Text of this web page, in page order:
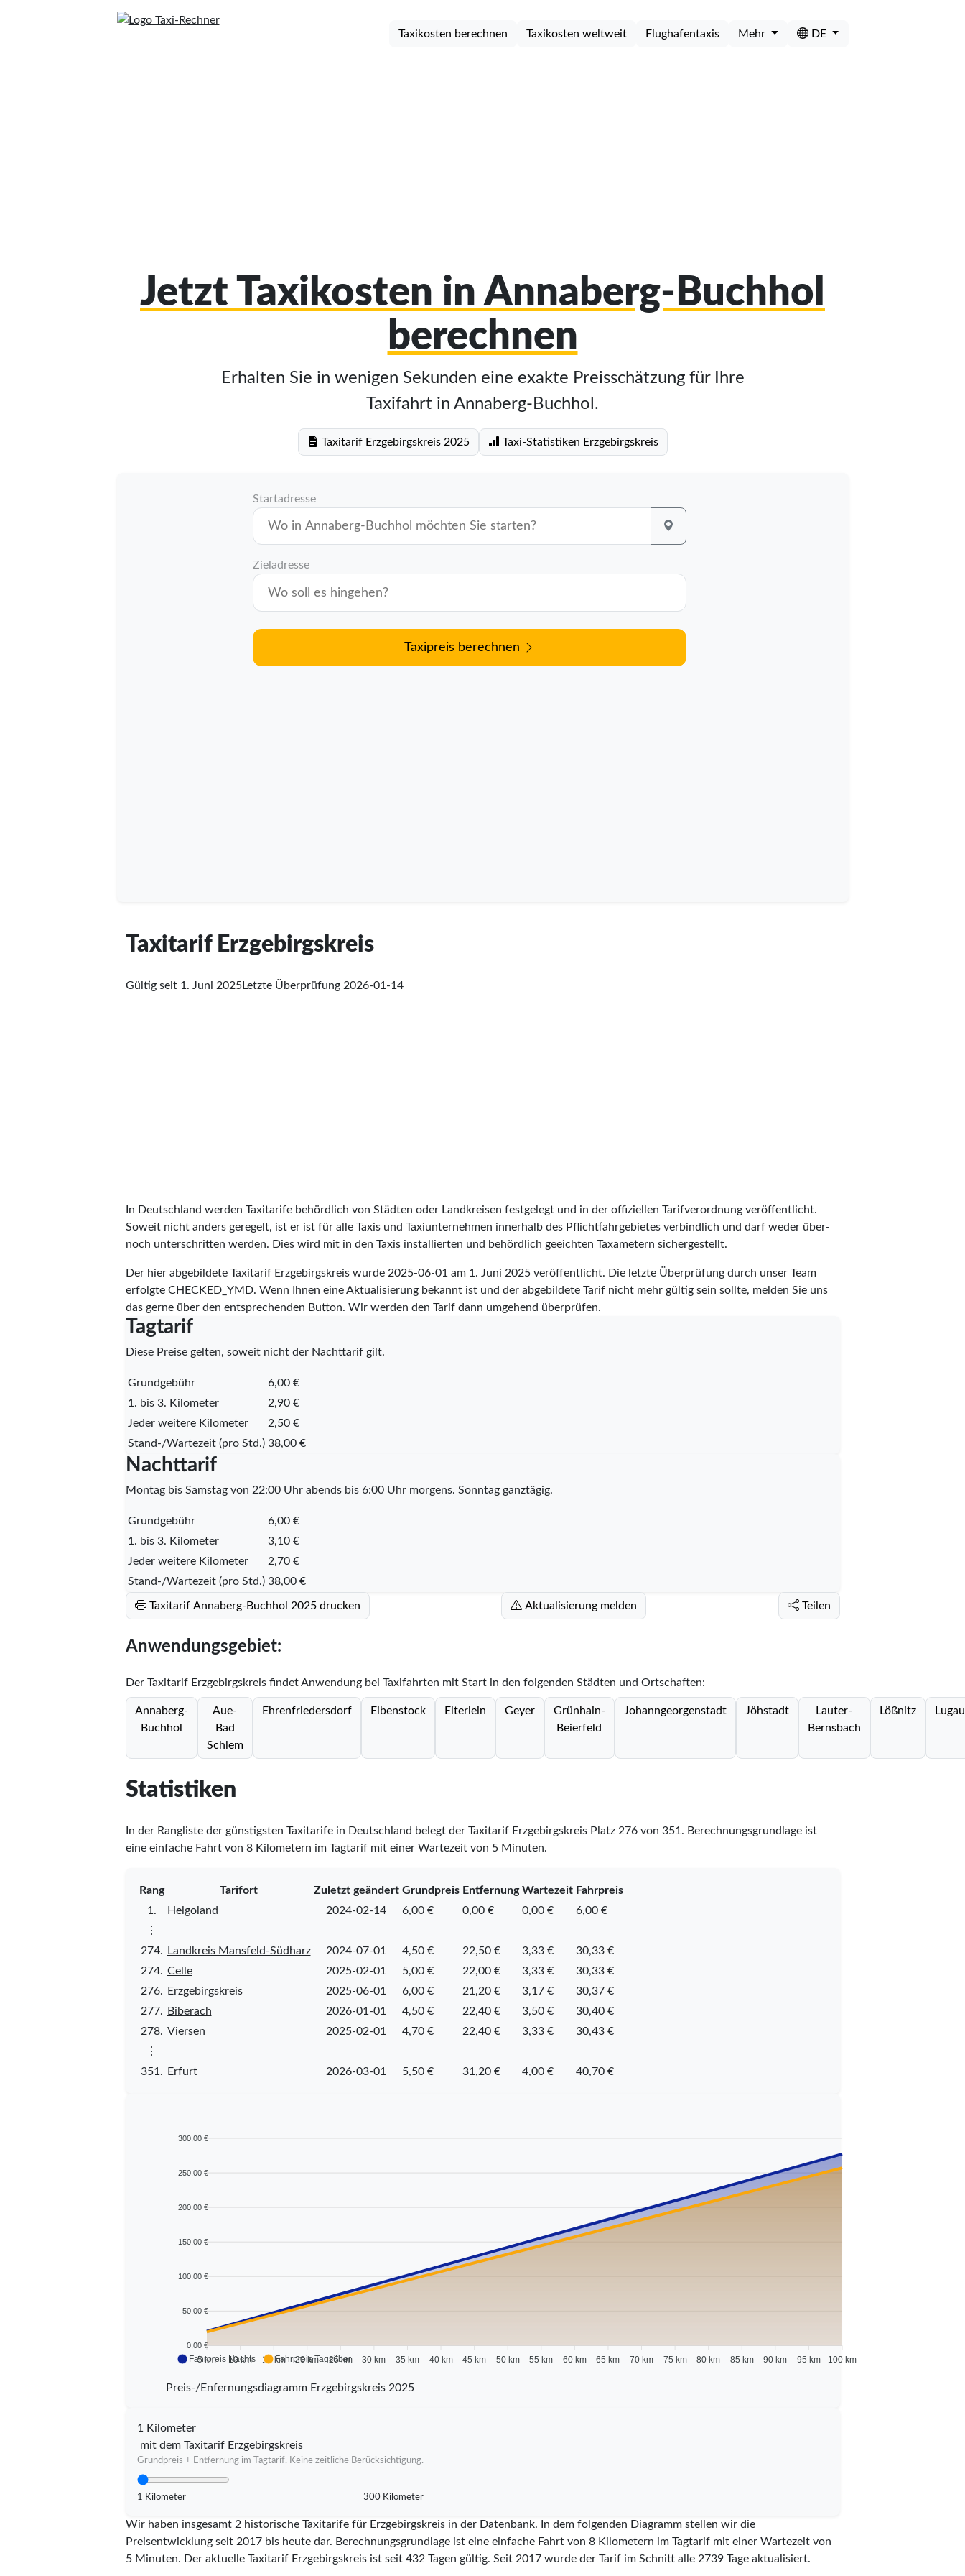
Taxikosten berechnen Taxikosten weltweit Flughafentaxis Mehr DE
Jetzt Taxikosten in Annaberg-Buchhol
berechnen
Erhalten Sie in wenigen Sekunden eine exakte Preisschätzung für Ihre
Taxifahrt in Annaberg-Buchhol.
Taxitarif Erzgebirgskreis 2025 Taxi-Statistiken Erzgebirgskreis
Startadresse
Zieladresse
Taxipreis berechnen
Taxitarif Erzgebirgskreis
Gültig seit 1. Juni 2025Letzte Überprüfung 2026-01-14
In Deutschland werden Taxitarife behördlich von Städten oder Landkreisen festgelegt und in der offiziellen Tarifverordnung veröffentlicht.
Soweit nicht anders geregelt, ist er ist für alle Taxis und Taxiunternehmen innerhalb des Pflichtfahrgebietes verbindlich und darf weder über-
noch unterschritten werden. Dies wird mit in den Taxis installierten und behördlich geeichten Taxametern sichergestellt.
Der hier abgebildete Taxitarif Erzgebirgskreis wurde 2025-06-01 am 1. Juni 2025 veröffentlicht. Die letzte Überprüfung durch unser Team
erfolgte CHECKED_YMD. Wenn Ihnen eine Aktualisierung bekannt ist und der abgebildete Tarif nicht mehr gültig sein sollte, melden Sie uns
das gerne über den entsprechenden Button. Wir werden den Tarif dann umgehend überprüfen.
Tagtarif
Diese Preise gelten, soweit nicht der Nachttarif gilt.
Grundgebühr
6,00 €
1. bis 3. Kilometer
2,90 €
Jeder weitere Kilometer
2,50 €
Stand-/Wartezeit (pro Std.) 38,00 €
Nachttarif
Montag bis Samstag von 22:00 Uhr abends bis 6:00 Uhr morgens. Sonntag ganztägig.
Grundgebühr
6,00 €
1. bis 3. Kilometer
3,10 €
Jeder weitere Kilometer
2,70 €
Stand-/Wartezeit (pro Std.) 38,00 €
Taxitarif Annaberg-Buchhol 2025 drucken Aktualisierung melden Teilen
Anwendungsgebiet:
Der Taxitarif Erzgebirgskreis findet Anwendung bei Taxifahrten mit Start in den folgenden Städten und Ortschaften:
Annaberg-
Buchhol
Aue-
Bad
Schlem
Ehrenfriedersdorf Eibenstock Elterlein Geyer
Grünhain-
Beierfeld
Johanngeorgenstadt Jöhstadt
Lauter-
Bernsbach
Lößnitz Lugau
Statistiken
In der Rangliste der günstigsten Taxitarife in Deutschland belegt der Taxitarif Erzgebirgskreis Platz 276von 351 . Berechnungsgrundlage ist
eine einfache Fahrt von 8 Kilometern im Tagtarif mit einer Wartezeit von 5 Minuten.
Rang Tarifort Zuletzt geändert Grundpreis Entfernung Wartezeit Fahrpreis
1.
Helgoland 2024-02-14 6,00 € 0,00 € 0,00 €
6,00 €
⋮
274.
Landkreis Mansfeld-Südharz 2024-07-01 4,50 € 22,50 € 3,33 €
30,33 €
274. Celle 2025-02-01 5,00 € 22,00 € 3,33 €
30,33 €
276.
Erzgebirgskreis 2025-06-01 6,00 € 21,20 € 3,17 €
30,37 €
277.
Biberach 2026-01-01 4,50 € 22,40 € 3,50 €
30,40 €
278. Viersen 2025-02-01 4,70 € 22,40 € 3,33 €
30,43 €
⋮
351.
Erfurt 2026-03-01 5,50 € 31,20 € 4,00 € 40,70 €
300,00 €
250,00 €
200,00 €
150,00 €
100,00 €
50,00 €
0,00 €
5 km 10 km 15 km 20 km 25 km 30 km 35 km 40 km 45 km 50 km 55 km 60 km 65 km 70 km 75 km 80 km 85 km 90 km 95 km 100 km
Fahrpreis Nachts Fahrpreis Tagsüber
Preis-/Enfernungsdiagramm Erzgebirgskreis 2025
1 Kilometer
mit dem Taxitarif Erzgebirgskreis
Grundpreis + Entfernung im Tagtarif. Keine zeitliche Berücksichtigung.
1 Kilometer 300 Kilometer
Wir haben insgesamt 2 historische Taxitarife für Erzgebirgskreis in der Datenbank. In dem folgenden Diagramm stellen wir die
Preisentwicklung seit 2017 bis heute dar. Berechnungsgrundlage ist eine einfache Fahrt von 8 Kilometern im Tagtarif mit einer Wartezeit von
5 Minuten. Der aktuelle Taxitarif Erzgebirgskreis ist seit 432 Tagen gültig. Seit 2017wurde der Tarif im Schnitt alle 2739Tage aktualisiert.